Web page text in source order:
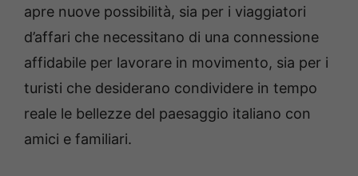
apre nuove possibilità, sia per i viaggiatori
d’affari che necessitano di una connessione
affidabile per lavorare in movimento, sia per i
turisti che desiderano condividere in tempo
reale le bellezze del paesaggio italiano con
amici e familiari.